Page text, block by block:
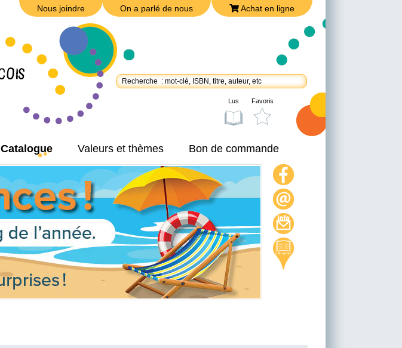
Nous joindre On a parlé de nous Achat en ligne
Catalogue Valeurs et thèmes Bon de commande
On a parlé de nous
Achat en ligne
Nous joindre
Politique de confidentialité
Lus Favoris